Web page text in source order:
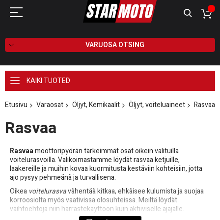
VARUOSA OTSING
KAIKI TUOTED
Etusivu Varaosat Öljyt, Kemikaalit Öljyt, voiteluaineet Rasvaa
Rasvaa
Rasvaamoottoripyörän tärkeimmät osat oikein valituilla
voitelurasvoilla. Valikoimastamme löydät rasvaa ketjuille,
laakereille ja muihin kovaa kuormitusta kestäviin kohteisiin, jotta
ajo pysyy pehmeänä ja turvallisena.
Oikea voitelurasvavähentää kitkaa, ehkäisee kulumista ja suojaa
korroosiolta myös vaativissa olosuhteissa. Meiltä löydät
vaihtoehtoja niin harrastekäyttöön kuin aktiiviselle ajajalle.